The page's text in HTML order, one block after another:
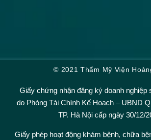
© 2021 Thẩm Mỹ Viện
Giấy chứng nhận đăng ký doanh nghiệp
do Phòng Tài Chính Kế Hoạch – UBND
TP. Hà Nội cấp ngày 30/12/
Giấy phép hoạt động khám bệnh, chữa